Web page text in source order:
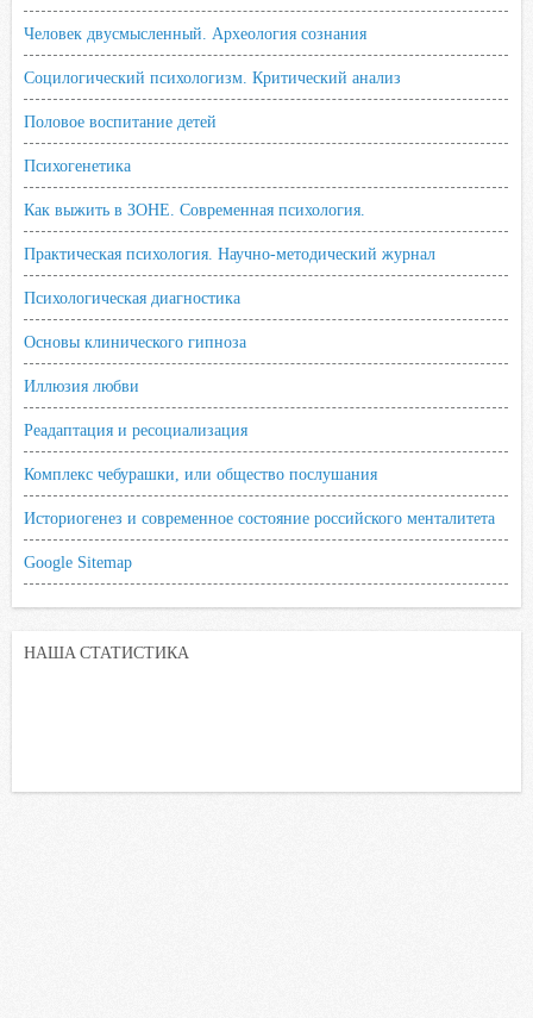
Человек двусмысленный. Археология сознания
Социлогический психологизм. Критический анализ
Половое воспитание детей
Психогенетика
Как выжить в ЗОНЕ. Современная психология.
Практическая психология. Научно-методический журнал
Психологическая диагностика
Основы клинического гипноза
Иллюзия любви
Реадаптация и ресоциализация
Комплекс чебурашки, или общество послушания
Историогенез и современное состояние российского менталитета
Google Sitemap
НАША СТАТИСТИКА